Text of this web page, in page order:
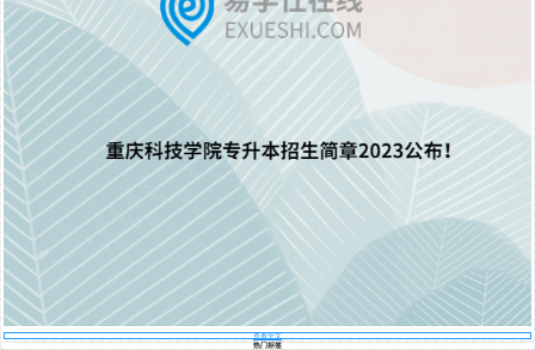
查看全文
热门标签